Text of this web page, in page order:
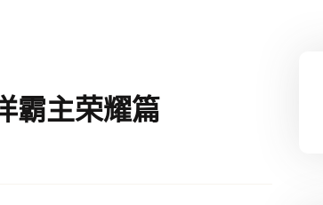
霸主荣耀篇